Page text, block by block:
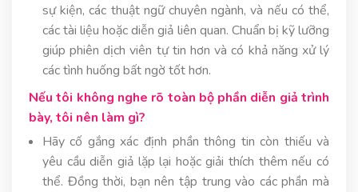
sự kiện, các thuật ngữ chuyên ngành, và nếu có thể,
các tài liệu hoặc diễn giả liên quan. Chuẩn bị kỹ lưỡng
giúp phiên dịch viên tự tin hơn và có khả năng xử lý
các tình huống bất ngờ tốt hơn.
Nếu tôi không nghe rõ toàn bộ phần diễn giả trình
bày, tôi nên làm gì?
Hãy cố gắng xác định phần thông tin còn thiếu và
yêu cầu diễn giả lặp lại hoặc giải thích thêm nếu có
thể. Đồng thời, bạn nên tập trung vào các phần mà